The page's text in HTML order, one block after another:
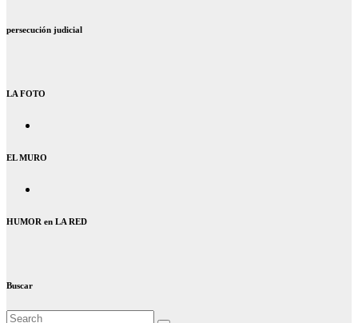
persecución judicial
LA FOTO
EL MURO
HUMOR en LA RED
Buscar